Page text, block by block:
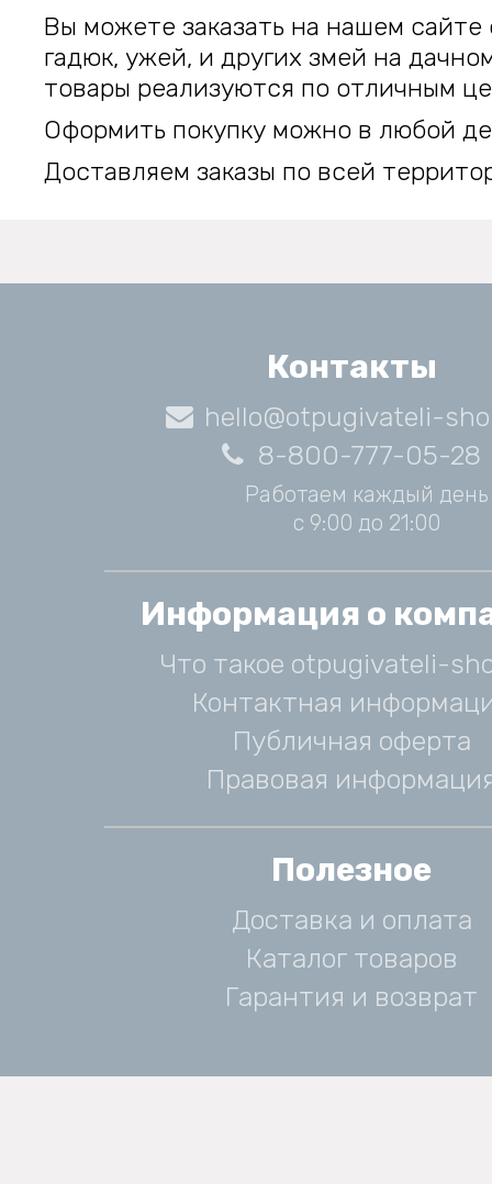
Вы можете заказать на нашем сайте
гадюк, ужей, и других змей на
товары реализуются по отличным
Оформить покупку можно в любой
Доставляем заказы по всей
Контакты
hello@otpugivateli-
8-800-777-05-28
Работаем каждый день
с 9:00 до 21:00
Информация о
Что такое otpugivateli-
Контактная
Публичная оферта
Правовая
Полезное
Доставка и оплата
Каталог товаров
Гарантия и возврат